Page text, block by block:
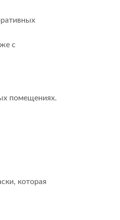
с
помещениях.
которая